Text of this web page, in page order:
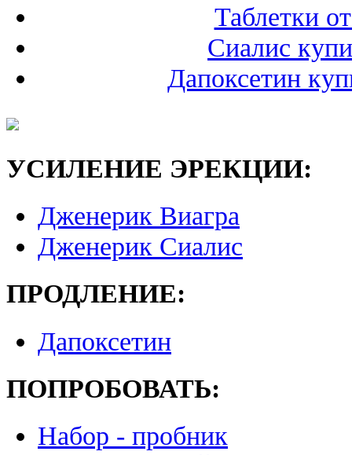
Таблетки
Сиалис
Дапоксетин
УСИЛЕНИЕ ЭРЕКЦИИ:
Дженерик Виагра
Дженерик Сиалис
ПРОДЛЕНИЕ:
Дапоксетин
ПОПРОБОВАТЬ:
Набор - пробник